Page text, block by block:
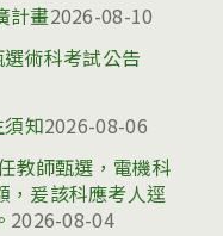
計畫2026-08-10
術科考試公告
知2026-08-06
教師甄選，電機科
，爰該科應考人逕
2026-08-04